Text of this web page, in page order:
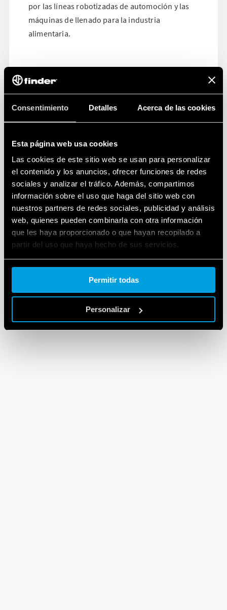
Consentimiento Detalles Acerca de las cookies
Esta página web usa cookies
Las cookies de este sitio web se usan para personalizar
el contenido y los anuncios, ofrecer funciones de redes
sociales y analizar el tráfico. Además, compartimos
información sobre el uso que haga del sitio web con
nuestros partners de redes sociales, publicidad y análisis
web, quienes pueden combinarla con otra información
que les haya proporcionado o que hayan recopilado a
partir del uso que haya hecho de sus servicios.
Cookie policy.
Permitir todas
Personalizar
por las líneas robotizadas de automoción y las
máquinas de llenado para la industria
alimentaria.